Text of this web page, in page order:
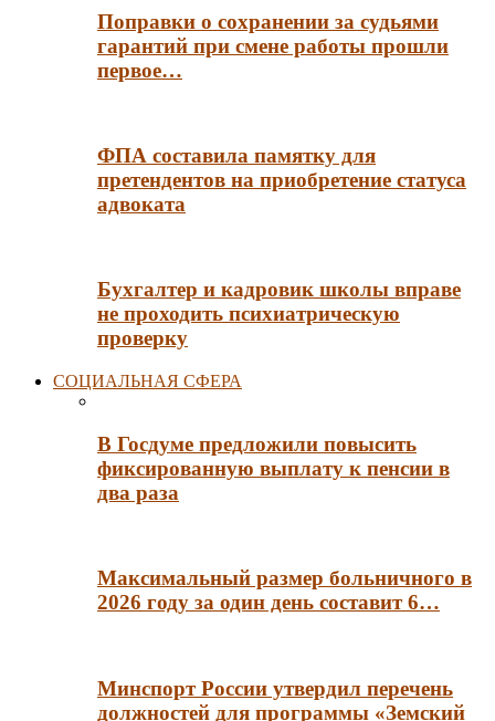
Поправки о сохранении за судьями
гарантий при смене работы прошли
первое…
ФПА составила памятку для
претендентов на приобретение статуса
адвоката
Бухгалтер и кадровик школы вправе
не проходить психиатрическую
проверку
СОЦИАЛЬНАЯ СФЕРА
В Госдуме предложили повысить
фиксированную выплату к пенсии в
два раза
Максимальный размер больничного в
2026 году за один день составит 6…
Минспорт России утвердил перечень
должностей для программы «Земский